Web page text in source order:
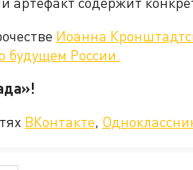
Иоанна
будущем России.
ВКонтакте,